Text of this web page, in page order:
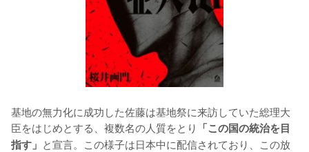
基地の無力化に成功した佐藤は基地祭に来訪していた総理大
臣をはじめとする、複数名の人質をとり 「この国の統治を目
指す」 と宣言。この様子は日本中に配信されており、この放